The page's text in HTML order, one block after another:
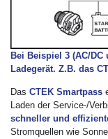
Bei Beispiel 3 (AC/
Ladegerät. Z.B. das
Das CTEK Smartpass
Laden der Service-/
schneller und
Stromquellen wie